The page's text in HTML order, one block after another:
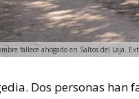
fallece ahogado en Saltos del Laja.
Dos personas han